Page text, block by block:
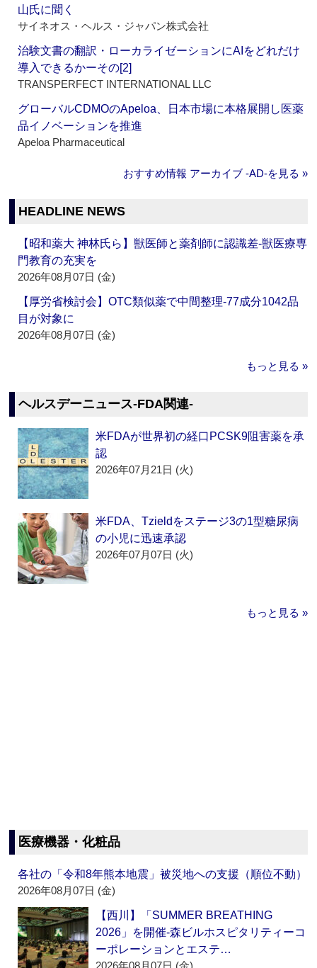
山氏に聞く
サイネオス・ヘルス・ジャパン株式会社
治験文書の翻訳・ローカライゼーションにAIをどれだけ
導入できるかーその[2]
TRANSPERFECT INTERNATIONAL LLC
グローバルCDMOのApeloa、日本市場に本格展開し医薬
品イノベーションを推進
Apeloa Pharmaceutical
おすすめ情報 アーカイブ ‐AD‐を見る »
HEADLINE NEWS
【昭和薬大 神林氏ら】獣医師と薬剤師に認識差‐獣医療専
門教育の充実を
2026年08月07日 (金)
【厚労省検討会】OTC類似薬で中間整理‐77成分1042品
目が対象に
2026年08月07日 (金)
もっと見る »
ヘルスデーニュース‐FDA関連‐
米FDAが世界初の経口PCSK9阻害薬を承
認
2026年07月21日 (火)
米FDA、Tzieldをステージ3の1型糖尿病
の小児に迅速承認
2026年07月07日 (火)
もっと見る »
医療機器・化粧品
各社の「令和8年熊本地震」被災地への支援（順位不動）
2026年08月07日 (金)
【西川】「SUMMER BREATHING
2026」を開催‐森ビルホスピタリティーコ
ーポレーションとエステ…